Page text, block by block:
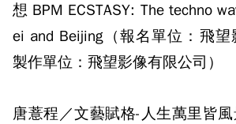
想 BPM ECSTASY: The techno
ei and Beijing（報名單位：飛望
製作單位：飛望影像有限公司）
唐薏程／文藝賦格-人生萬里皆風